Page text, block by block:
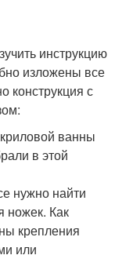
инструкцию
изложены все
конструкция с
ванны
в этой
нужно найти
ножек. Как
крепления
или